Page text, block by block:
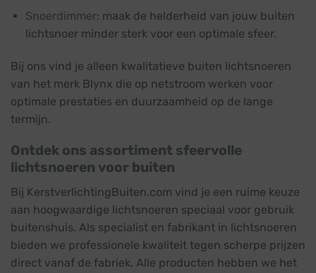
Snoerdimmer: maak de helderheid van jouw buiten
lichtsnoer minder sterk voor een optimale sfeer.
Bij ons vind je alleen kwalitatieve buiten lichtsnoeren
van het merk Blynx die op netstroom werken voor
optimale prestaties en duurzaamheid op de lange
termijn.
Ontdek ons assortiment sfeervolle
lichtsnoeren voor buiten
Bij KerstverlichtingBuiten.com vind je een ruime keuze
aan hoogwaardige lichtsnoeren speciaal voor gebruik
buitenshuis. Als specialist en fabrikant in lichtsnoeren
bieden we professionele kwaliteit tegen scherpe prijzen
direct vanaf de fabriek. Alle producten hebben we het